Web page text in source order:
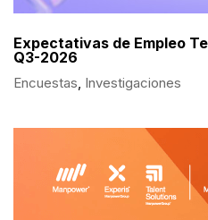
Expectativas de Empleo
Q3-2026
Encuestas, Investigaciones